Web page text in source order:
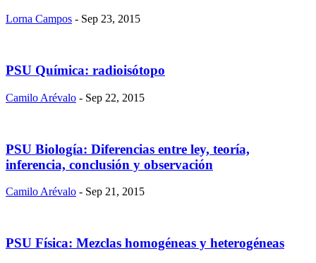
Lorna Campos - Sep 23, 2015
PSU Química: radioisótopo
Camilo Arévalo - Sep 22, 2015
PSU Biología: Diferencias entre ley, teoría,
inferencia, conclusión y observación
Camilo Arévalo - Sep 21, 2015
PSU Física: Mezclas homogéneas y heterogéneas